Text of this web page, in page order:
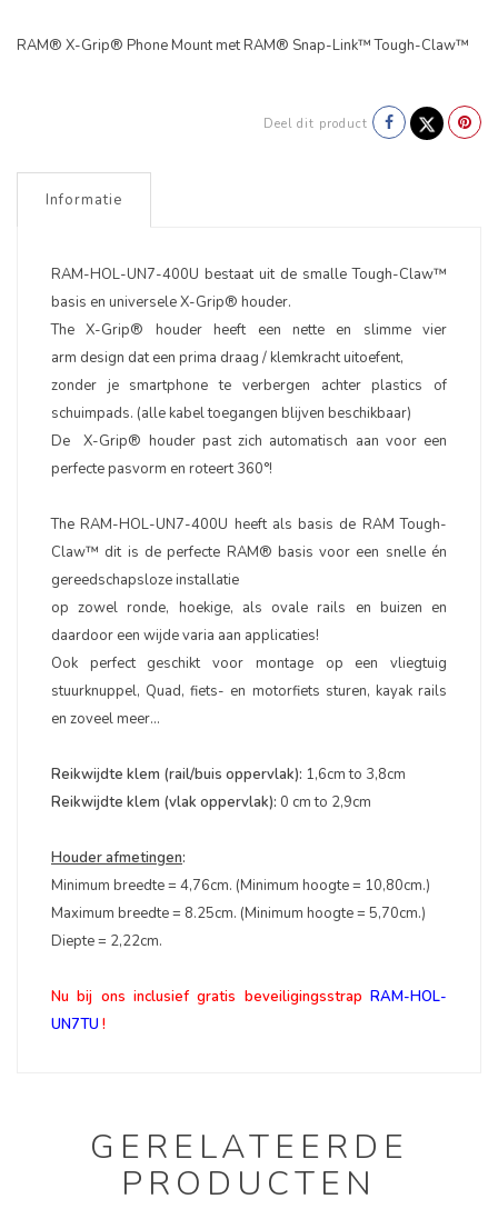
RAM® X-Grip® Phone Mount met RAM® Snap-Link™ Tough-Claw™
Deel dit product
Informatie
RAM-HOL-UN7-400U bestaat uit de smalle Tough-Claw™
basis en universele X-Grip® houder.
The X-Grip® houder heeft een nette en slimme vier
arm design dat een prima draag / klemkracht uitoefent,
zonder je smartphone te verbergen achter plastics of
schuimpads. (alle kabel toegangen blijven beschikbaar)
De X-Grip® houder past zich automatisch aan voor een
perfecte pasvorm en roteert 360°!
The RAM-HOL-UN7-400U heeft als basis de RAM Tough-
Claw™ dit is de perfecte RAM® basis voor een snelle én
gereedschapsloze installatie
op zowel ronde, hoekige, als ovale rails en buizen en
daardoor een wijde varia aan applicaties!
Ook perfect geschikt voor montage op een vliegtuig
stuurknuppel, Quad, fiets- en motorfiets sturen, kayak rails
en zoveel meer...
Reikwijdte klem (rail/buis oppervlak): 1,6cm to 3,8cm
Reikwijdte klem (vlak oppervlak): 0 cm to 2,9cm
Houder afmetingen:
Minimum breedte = 4,76cm. (Minimum hoogte = 10,80cm.)
Maximum breedte = 8.25cm. (Minimum hoogte = 5,70cm.)
Diepte = 2,22cm.
Nu bij ons inclusief gratis beveiligingsstrap RAM-HOL-
UN7TU !
GERELATEERDE
PRODUCTEN